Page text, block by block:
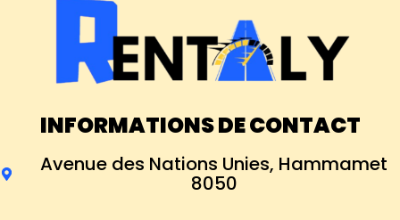
INFORMATIONS DE CONTACT
Avenue des Nations Unies, Hammamet
8050